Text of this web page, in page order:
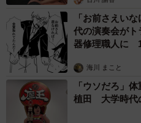
「お前さえい
代の演奏会が
器修理職人に
海川 まこと
「ウソだろ」
植田 大学時代